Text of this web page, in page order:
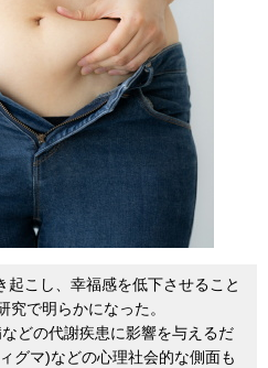
こし、幸福感を低下させること
で明らかになった。
どの代謝疾患に影響を与えるだ
グマ)などの心理社会的な側面も